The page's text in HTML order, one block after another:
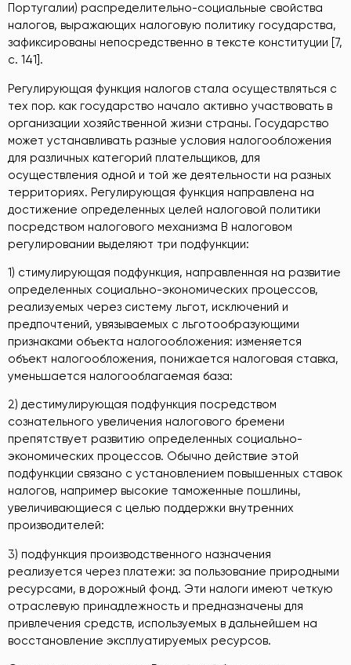
Португалии) распределительно-социальные свойства
налогов, выражающих налоговую политику государства,
зафиксированы непосредственно в тексте конституции [7,
c. 141].
Регулирующая функция налогов стала осуществляться с
тех пор. как государство начало активно участвовать в
организации хозяйственной жизни страны. Государство
может устанавливать разные условия налогообложения
для различных категорий плательщиков, для
осуществления одной и той же деятельности на разных
территориях. Регулирующая функция направлена на
достижение определенных целей налоговой политики
посредством налогового механизма В налоговом
регулировании выделяют три подфункции:
1) стимулирующая подфункция, направленная на развитие
определенных социально-экономических процессов,
реализуемых через систему льгот, исключений и
предпочтений, увязываемых с льготообразующими
признаками объекта налогообложения: изменяется
объект налогообложения, понижается налоговая ставка,
уменьшается налогооблагаемая база:
2) дестимулирующая подфункция посредством
сознательного увеличения налогового бремени
препятствует развитию определенных социально-
экономических процессов. Обычно действие этой
подфункции связано с установлением повышенных ставок
налогов, например высокие таможенные пошлины,
увеличивающиеся с целью поддержки внутренних
производителей:
3) подфункция производственного назначения
реализуется через платежи: за пользование природными
ресурсами, в дорожный фонд. Эти налоги имеют четкую
отраслевую принадлежность и предназначены для
привлечения средств, используемых в дальнейшем на
восстановление эксплуатируемых ресурсов.